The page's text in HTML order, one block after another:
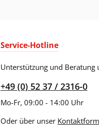
Service-Hotline
Unterstützung und Beratung
+49 (0) 52 37 / 2316-0
Mo-Fr, 09:00 - 14:00 Uhr
Oder über unser